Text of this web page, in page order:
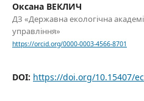
Оксана ВЕКЛИЧ
ДЗ «Державна екологічна
управління»
https://orcid.org/0000-0003-4566-8701
DOI: https://doi.org/10.15407/